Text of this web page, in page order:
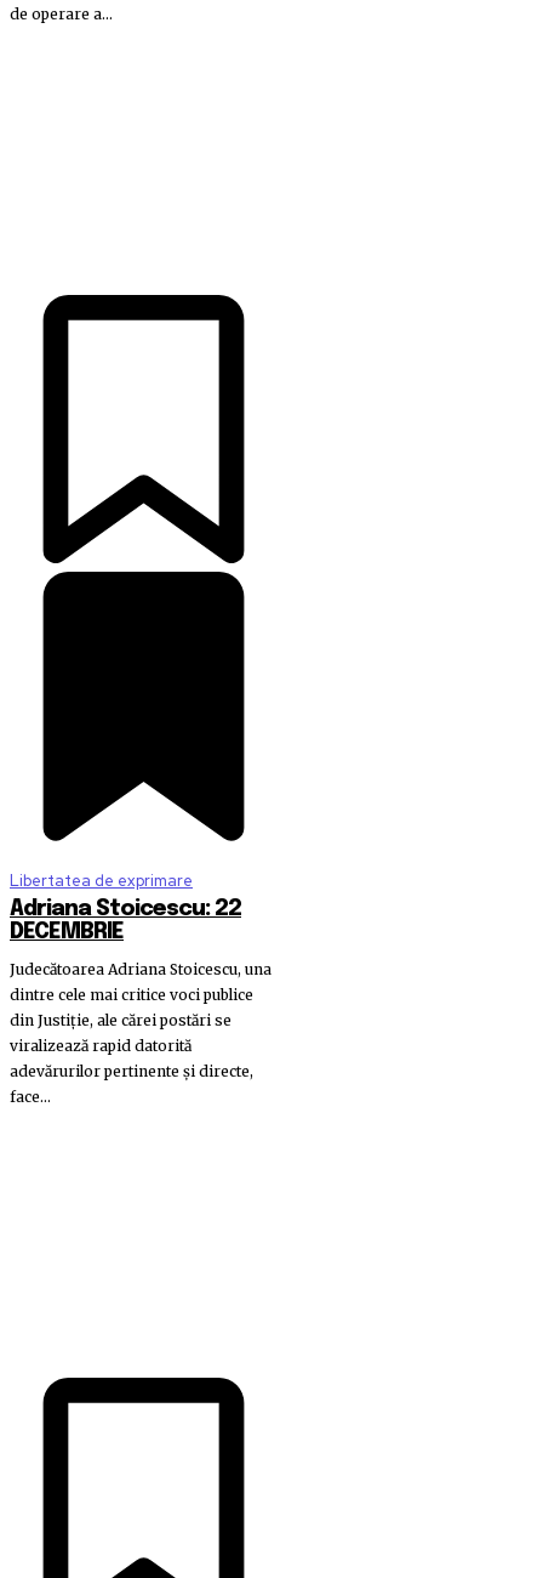
de operare a...
Libertatea de exprimare
Adriana Stoicescu: 22
DECEMBRIE
Judecătoarea Adriana Stoicescu, una
dintre cele mai critice voci publice
din Justiție, ale cărei postări se
viralizează rapid datorită
adevărurilor pertinente și directe,
face...